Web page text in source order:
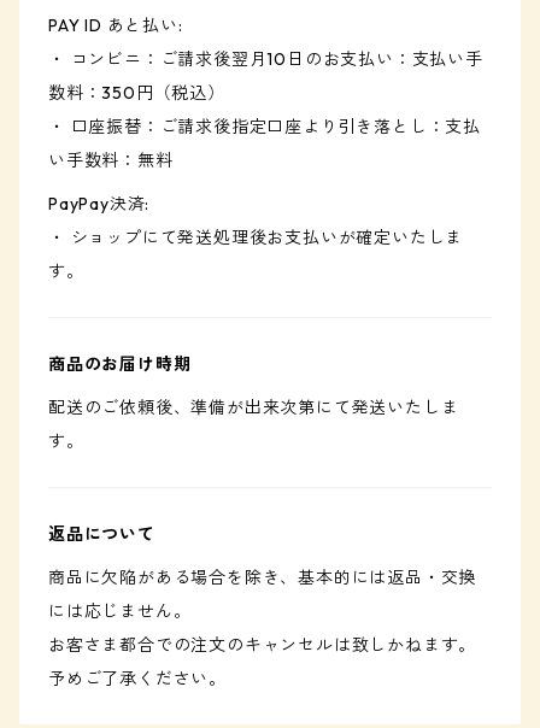
PAY ID あと払い:
・ コンビニ：ご請求後翌月10日のお支払い：支払い手
数料：350円（税込）
・ 口座振替：ご請求後指定口座より引き落とし：支払
い手数料：無料
PayPay決済:
・ ショップにて発送処理後お支払いが確定いたしま
す。
商品のお届け時期
配送のご依頼後、準備が出来次第にて発送いたしま
す。
返品について
商品に欠陥がある場合を除き、基本的には返品・交換
には応じません。
お客さま都合での注文のキャンセルは致しかねます。
予めご了承ください。